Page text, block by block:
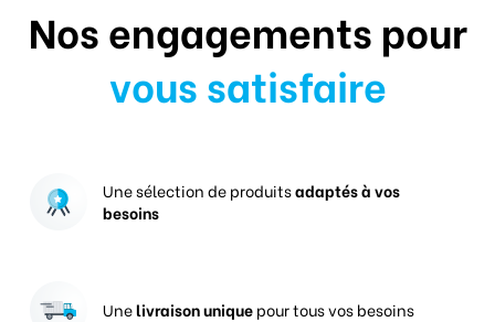
Nos engagements pour
vous satisfaire
Une sélection de produitsadaptés à vos
besoins
Unelivraison uniquepour tous vos besoins